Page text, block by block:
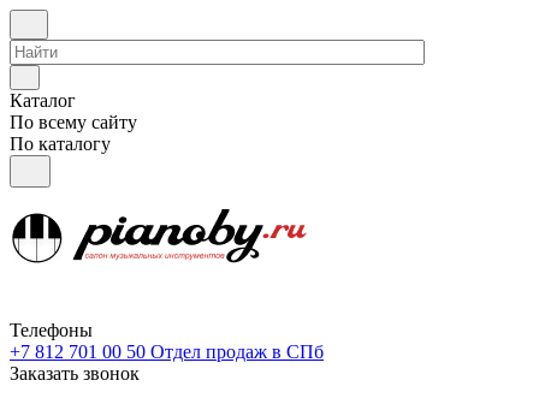
Каталог
По всему сайту
По каталогу
Телефоны
+7 812 701 00 50 Отдел продаж в СПб
Заказать звонок